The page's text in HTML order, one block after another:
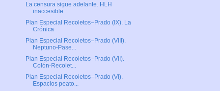
La censura sigue adelante. HLH
inaccesible
Plan Especial Recoletos–Prado (IX). La
Crónica
Plan Especial Recoletos–Prado (VIII).
Neptuno-Pase...
Plan Especial Recoletos–Prado (VII).
Colón-Recolet...
Plan Especial Recoletos–Prado (VI).
Espacios peato...